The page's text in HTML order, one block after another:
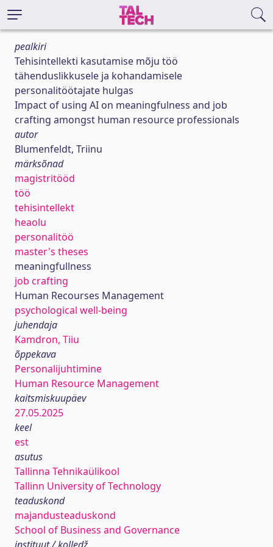
pealkiri
Tehisintellekti kasutamise mõju töö
tähenduslikkusele ja kohandamisele
personalitöötajate hulgas
Impact of using AI on meaningfulness and job
crafting amongst human resource professionals
autor
Blumenfeldt, Triinu
märksõnad
magistritööd
töö
tehisintellekt
heaolu
personalitöö
master's theses
meaningfullness
job crafting
Human Recourses Management
psychological well-being
juhendaja
Kamdron, Tiiu
õppekava
Personalijuhtimine
Human Resource Management
kaitsmiskuupäev
27.05.2025
keel
est
asutus
Tallinna Tehnikaülikool
Tallinn University of Technology
teaduskond
majandusteaduskond
School of Business and Governance